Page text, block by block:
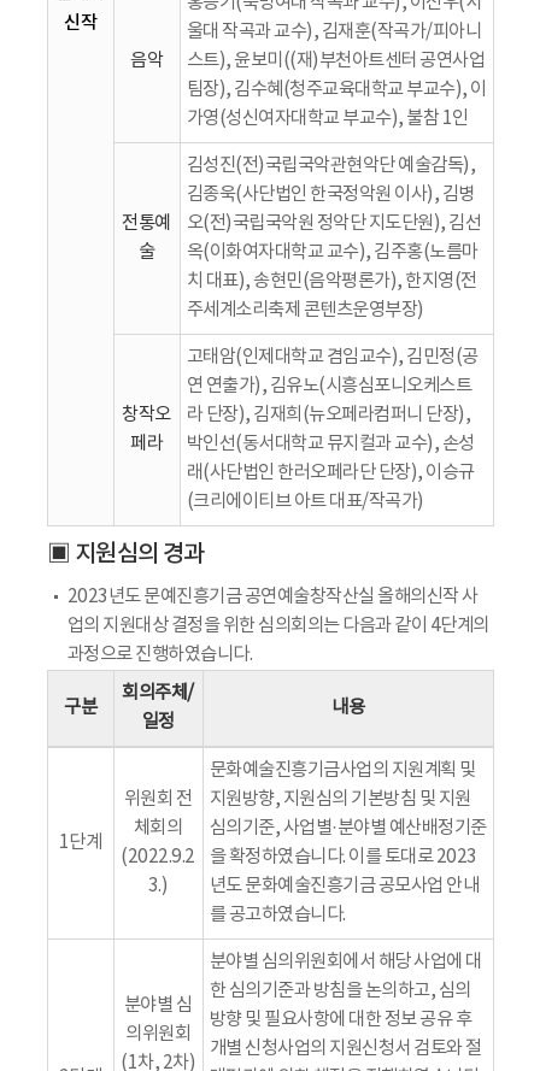
신작
음악
울대 작곡과 교수), 김재훈(작곡가/피아니
스트), 윤보미((재)부천아트센터 공연사업
팀장), 김수혜(청주교육대학교 부교수), 이
가영(성신여자대학교 부교수), 불참 1인
전통예
술
김성진(전)국립국악관현악단 예술감독),
김종욱(사단법인 한국정악원 이사), 김병
오(전)국립국악원 정악단 지도단원), 김선
옥(이화여자대학교 교수), 김주홍(노름마
치 대표), 송현민(음악평론가), 한지영(전
주세계소리축제 콘텐츠운영부장)
창작오
페라
고태암(인제대학교 겸임교수), 김민정(공
연 연출가), 김유노(시흥심포니오케스트
라 단장), 김재희(뉴오페라컴퍼니 단장),
박인선(동서대학교 뮤지컬과 교수), 손성
래(사단법인 한러오페라단 단장), 이승규
(크리에이티브 아트 대표/작곡가)
▣ 지원심의 경과
2023년도 문예진흥기금 공연예술창작산실 올해의신작 사
업의 지원대상 결정을 위한 심의회의는 다음과 같이 4단계의
과정으로 진행하였습니다.
구분
회의주체/
일정
내용
1단계
위원회 전
체회의
(2022.9.2
3.)
문화예술진흥기금사업의 지원계획 및
지원방향, 지원심의 기본방침 및 지원
심의기준, 사업별·분야별 예산배정기준
을 확정하였습니다. 이를 토대로 2023
년도 문화예술진흥기금 공모사업 안내
를 공고하였습니다.
분야별 심
의위원회
(1차, 2차)
분야별 심의위원회에서 해당 사업에 대
한 심의기준과 방침을 논의하고, 심의
방향 및 필요사항에 대한 정보 공유 후
개별 신청사업의 지원신청서 검토와 절